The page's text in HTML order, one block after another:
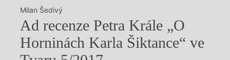
Rozhovory
Dokument
Výroční ceny
Milan Šedivý
Ad recenze Petra Krále „O
Horninách Karla Šiktance“ ve